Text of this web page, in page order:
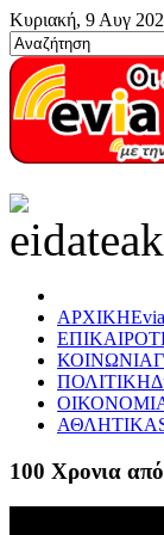
Κυριακή, 9 Αυγ
ΑΡΧΙΚΗ
ΚΟΙΝΩΝΙΑ
ΠΟΛΙΤΙΚΗ
ΑΘΛΗΤΙΚΑ
100 Χρονια